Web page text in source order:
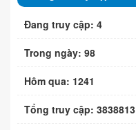
Đang truy cập: 4
Trong ngày: 98
Hôm qua: 1241
Tổng truy cập: 3838813